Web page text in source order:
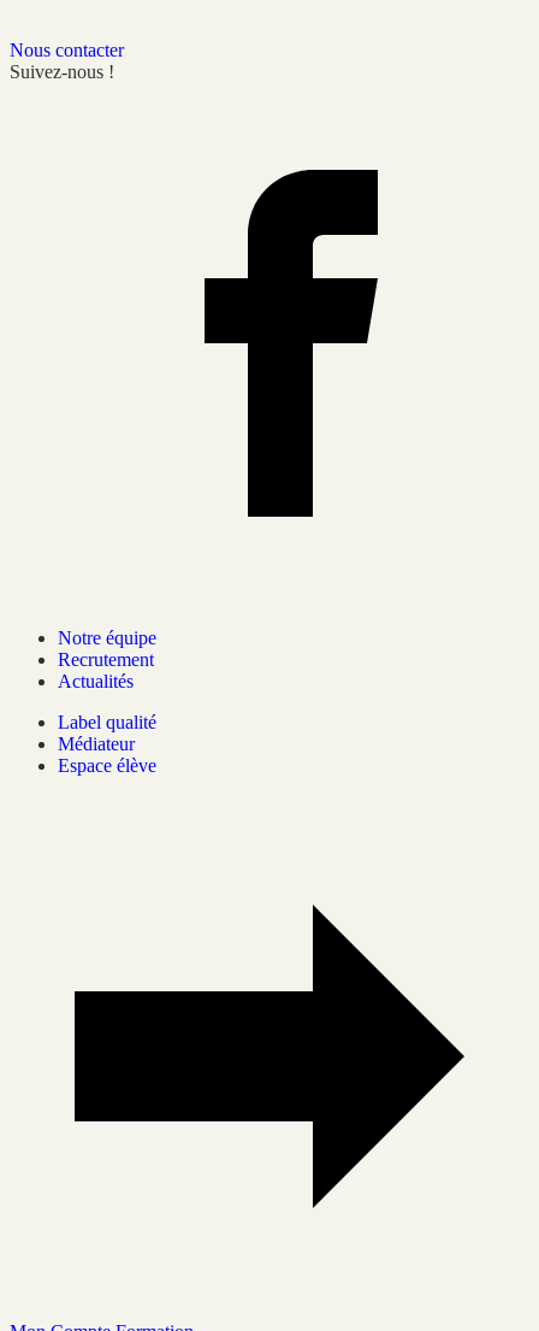
Nous contacter
Suivez-nous !
Notre équipe
Recrutement
Actualités
Label qualité
Médiateur
Espace élève